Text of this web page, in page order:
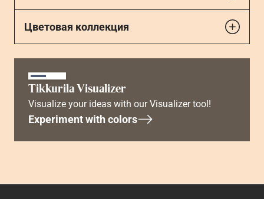
Цветовая коллекция
Tikkurila Visualizer
Visualize your ideas with our Visualizer tool!
Experiment with colors